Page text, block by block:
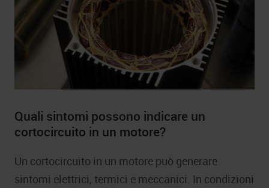
Quali sintomi possono indicare un
cortocircuito in un motore?
Un cortocircuito in un motore può generare
sintomi elettrici, termici e meccanici. In condizioni